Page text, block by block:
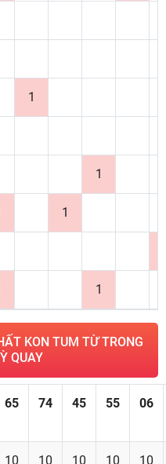
1
1
1
1
KON TUM TỪ TRONG
QUAY
65 74 45 55 06
10 10 10 10 10